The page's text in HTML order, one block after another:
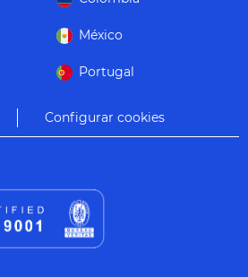
México
Portugal
Configurar cookies